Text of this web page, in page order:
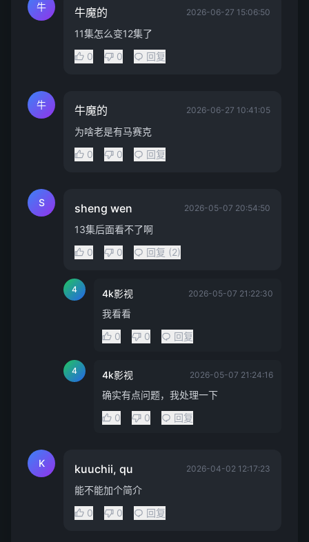
牛 牛魔的 2026-06-27 15:06:50
11集怎么变12集了
0
0 回复
牛 牛魔的 2026-06-27 10:41:05
为啥老是有马赛克
0
0 回复
S sheng wen 2026-05-07 20:54:50
13集后面看不了啊
0
0 回复 (2)
4 4k影视 2026-05-07 21:22:30
我看看
0
0 回复
4 4k影视 2026-05-07 21:24:16
确实有点问题，我处理一下
0
0 回复
K kuuchii, qu 2026-04-02 12:17:23
能不能加个简介
0
0 回复